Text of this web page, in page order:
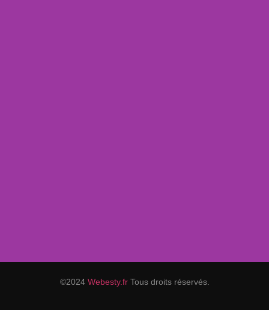
©2024 Webesty.frTous droits réservés.